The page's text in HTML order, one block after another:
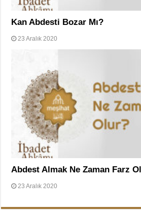
Kan Abdesti Bozar Mı?
23 Aralık 2020
Abdest Almak Ne Zaman Farz
23 Aralık 2020